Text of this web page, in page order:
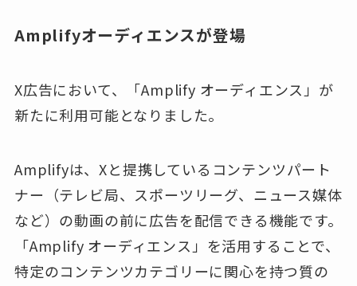
Amplifyオーディエンスが登場
X広告において、「Amplify オーディエンス」が
新たに利用可能となりました。
Amplifyは、Xと提携しているコンテンツパート
ナー（テレビ局、スポーツリーグ、ニュース媒体
など）の動画の前に広告を配信できる機能です。
「Amplify オーディエンス」を活用することで、
特定のコンテンツカテゴリーに関心を持つ質の